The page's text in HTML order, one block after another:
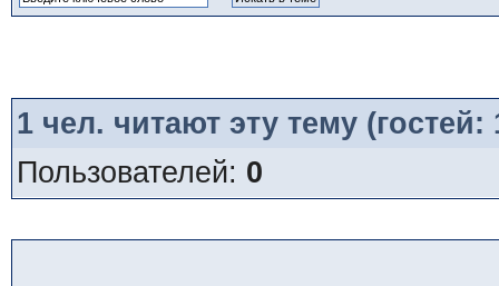
1чел. читают эту тему
Пользователей: 0